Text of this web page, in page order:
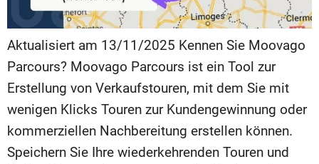
Aktualisiert am 13/11/2025 Kennen Sie Moovago
Parcours? Moovago Parcours ist ein Tool zur
Erstellung von Verkaufstouren, mit dem Sie mit
wenigen Klicks Touren zur Kundengewinnung oder
kommerziellen Nachbereitung erstellen können.
Speichern Sie Ihre wiederkehrenden Touren und